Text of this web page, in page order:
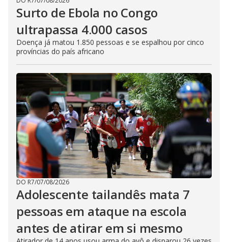
Surto de Ebola no Congo
ultrapassa 4.000 casos
Doença já matou 1.850 pessoas e se espalhou por cinco
províncias do país africano
DO R7/07/08/2026
Adolescente tailandês mata 7
pessoas em ataque na escola
antes de atirar em si mesmo